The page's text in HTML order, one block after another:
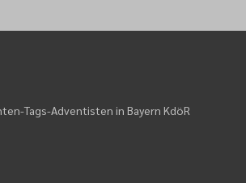
Tags-Adventisten in Bayern KdöR